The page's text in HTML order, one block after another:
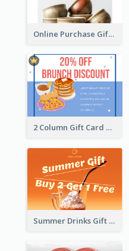
Online Purchase Gift Card
2 Column Gift Card With Graphics
Summer Drinks Gift Card